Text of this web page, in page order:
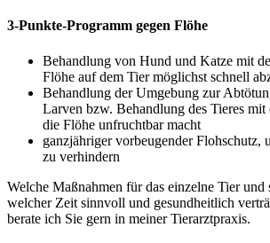
3-Punkte-Programm gegen Flöhe
Behandlung von Hund und Katze mit
Flöhe auf dem Tier möglichst schnell
Behandlung der Umgebung zur
Larven bzw. Behandlung des Tieres mit
die Flöhe unfruchtbar macht
ganzjähriger vorbeugender Flohschutz,
zu verhindern
Welche Maßnahmen für das einzelne Tier und
welcher Zeit sinnvoll und gesundheitlich
berate ich Sie gern in meiner Tierarztpraxis.